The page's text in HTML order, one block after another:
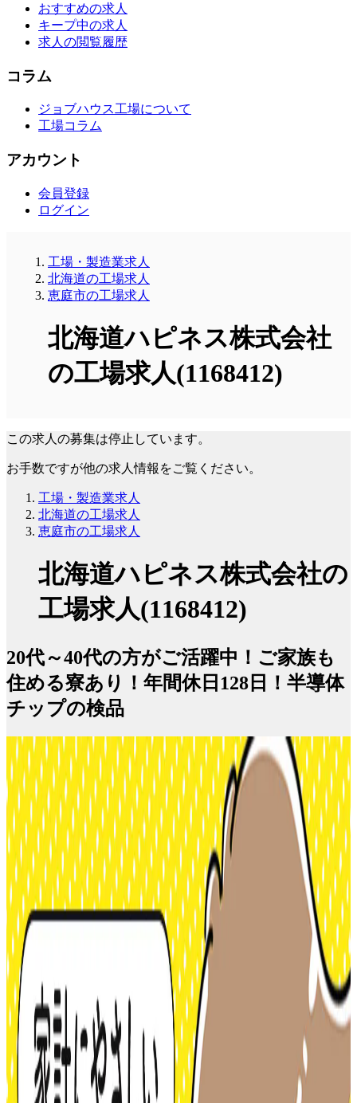
おすすめの求人
キープ中の求人
求人の閲覧履歴
コラム
ジョブハウス工場について
工場コラム
アカウント
会員登録
ログイン
工場・製造業求人
北海道の工場求人
恵庭市の工場求人
北海道ハピネス株式会社
の工場求人(1168412)
この求人の募集は停止しています。
お手数ですが他の求人情報をご覧ください。
工場・製造業求人
北海道の工場求人
恵庭市の工場求人
北海道ハピネス株式会社の
工場求人(1168412)
20代～40代の方がご活躍中！ご家族も
住める寮あり！年間休日128日！半導体
チップの検品